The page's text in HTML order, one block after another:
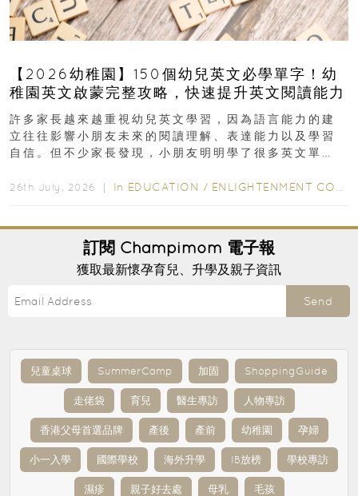
【2026幼稚園】150個幼兒英文必學單字！幼
稚園英文啟蒙完整攻略，快速提升英文閱讀能力
許多家長越來越重視幼兒英文學習，因為語言能力的建
立往往影響小朋友未來的閱讀理解、表達能力以及學習
自信。但不少家長發現，小朋友明明學了很多英文單
26th July, 2026 ｜ In EDUCATION / ENLIGHTENMENT CORNER
訂閱 Champimom 電子報
獲取最新懷孕育兒、升學及親子資訊
Send
兒童桌球 SummerCamp 加固 ShoppingGuide
走佬袋 育兒 醫生專訪 人物專訪
香港父母首選品牌 產後 產前 幼稚園 孕婦
小一入學 國際學校 海外升學 IB放榜 學校專訪
濕疹 親子好去處 母乳 毛孩